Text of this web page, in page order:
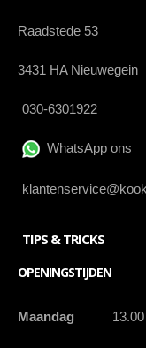
Raadstede 53
3431 HA Nieuwegein
030-6301922
WhatsApp ons
TIPS & TRICKS
OPENINGSTIJDEN
Maandag